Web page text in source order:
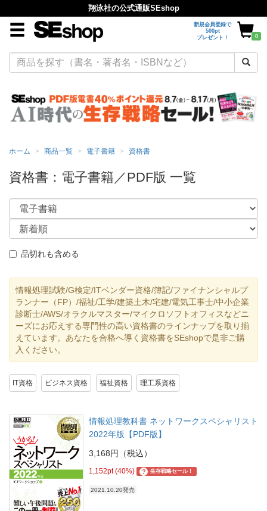
翔泳社の公式通販SEshop
新規会員登録で
500pt
プレゼント！
0
ホーム 商品一覧 電子書籍 資格書
資格書：電子書籍／PDF版 一覧
品切れも含める
情報処理試験/G検定/ITベンダー資格/簿記/ファイナンシャルプ
ランナー（FP）/福祉/工学/建築土木/宅建/電気工事士/中小企業
診断士/AWS/オラクルマスター/マイクロソフトオフィスなどニ
ーズにお応えする専門性の高い資格書のラインナップを取り揃
えています。あなたを合格へ導く資格書をSEshopで是非ご購
入ください。
IT資格 ビジネス資格 福祉資格 理工系資格
情報処理教科書 ネットワークスペシャリスト
2022年版【PDF版】
3,168円（税込）
1,152pt (40%) ? 生存戦略セール！
2021.10.20発売